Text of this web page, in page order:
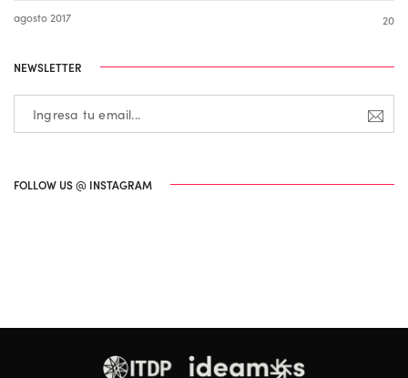
agosto 2017
20
NEWSLETTER
FOLLOW US @ INSTAGRAM